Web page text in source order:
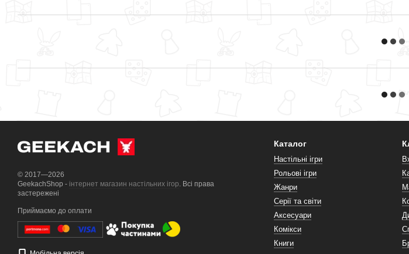
© 2017—2026
GeekachShop - інтернет магазин настільних ігор. Всі права
застережені
Приймаємо до оплати
Каталог
Настільні ігри
Рольові ігри
Жанри
Серії та світи
Аксесуари
Комікси
Книги